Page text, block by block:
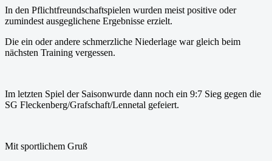
In den Pflichtfreundschaftspielen wurden meist positive oder
zumindest ausgeglichene Ergebnisse erzielt.
Die ein oder andere schmerzliche Niederlage war gleich beim
nächsten Training vergessen.
Im letzten Spiel der Saisonwurde dann noch ein 9:7 Sieg gegen die
SG Fleckenberg/Grafschaft/Lennetal gefeiert.
Mit sportlichem Gruß